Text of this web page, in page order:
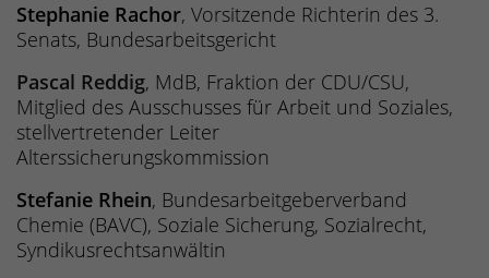
Stephanie Rachor, Vorsitzende Richterin des 3.
Senats, Bundesarbeitsgericht
Pascal Reddig, MdB, Fraktion der CDU/CSU,
Mitglied des Ausschusses für Arbeit und Soziales,
stellvertretender Leiter
Alterssicherungskommission
Stefanie Rhein, Bundesarbeitgeberverband
Chemie (BAVC), Soziale Sicherung, Sozialrecht,
Syndikusrechtsanwältin